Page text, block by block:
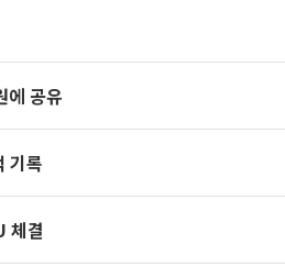
에 공유
기록
체결